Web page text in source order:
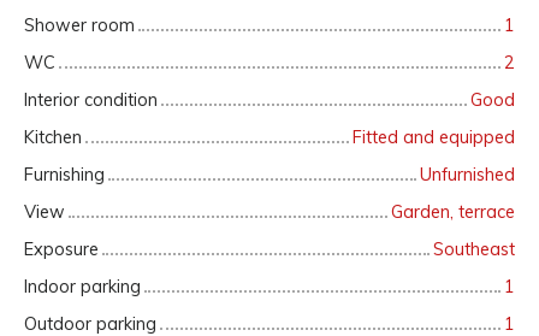
Shower room
1
WC
2
Interior condition
Good
Kitchen
Fitted and equipped
Furnishing
Unfurnished
View
Garden, terrace
Exposure
Southeast
Indoor parking
1
Outdoor parking
1